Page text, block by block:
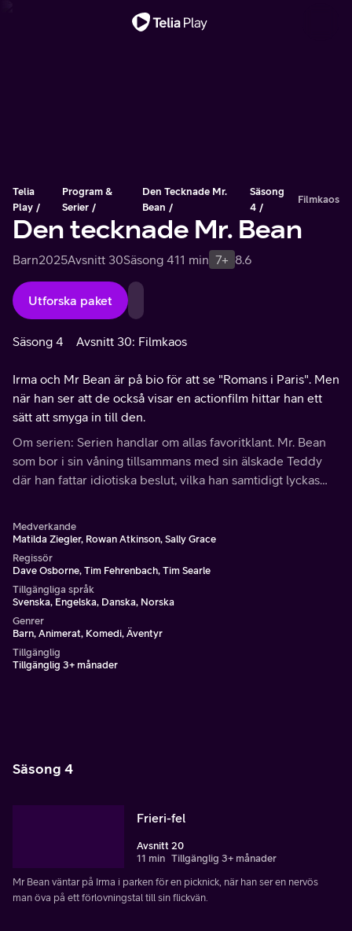
Telia
Play
Program &
Serier
Den Tecknade Mr.
Bean
Säsong
4
Filmkaos
Den tecknade Mr. Bean
Barn2025Avsnitt 30Säsong 411 min 7+ 8.6
Utforska paket
Säsong 4 Avsnitt 30: Filmkaos
Irma och Mr Bean är på bio för att se "Romans i Paris". Men
när han ser att de också visar en actionfilm hittar han ett
sätt att smyga in till den.
Om serien: Serien handlar om allas favoritklant. Mr. Bean
som bor i sin våning tillsammans med sin älskade Teddy
där han fattar idiotiska beslut, vilka han samtidigt lyckas
Medverkande
Matilda Ziegler, Rowan Atkinson, Sally Grace
Regissör
Dave Osborne, Tim Fehrenbach, Tim Searle
Tillgängliga språk
Svenska, Engelska, Danska, Norska
Genrer
Barn, Animerat, Komedi, Äventyr
Tillgänglig
Tillgänglig 3+ månader
Säsong 4
Frieri-fel
Avsnitt 20
11 min Tillgänglig 3+ månader
Mr Bean väntar på Irma i parken för en picknick, när han ser en nervös
man öva på ett förlovningstal till sin flickvän.